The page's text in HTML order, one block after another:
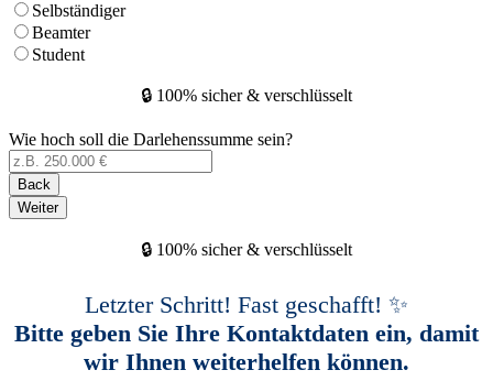
Selbständiger
Beamter
Student
🔒 100% sicher & verschlüsselt
Wie hoch soll die Darlehenssumme sein?
Back
Weiter
🔒 100% sicher & verschlüsselt
Letzter Schritt! Fast geschafft! ✨
Bitte geben Sie Ihre Kontaktdaten ein, damit
wir Ihnen weiterhelfen können.